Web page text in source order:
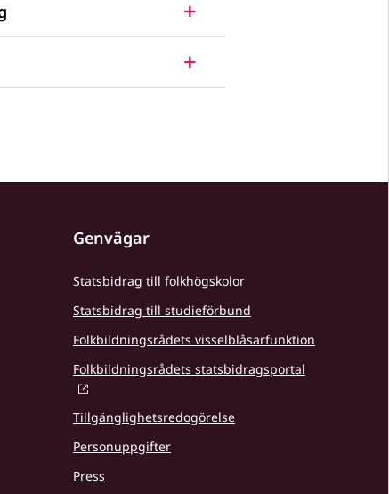
Genvägar
Statsbidrag till folkhögskolor
Statsbidrag till studieförbund
Folkbildningsrådets visselblåsarfunktion
Folkbildningsrådets statsbidragsportal
Tillgänglighetsredogörelse
Personuppgifter
Press